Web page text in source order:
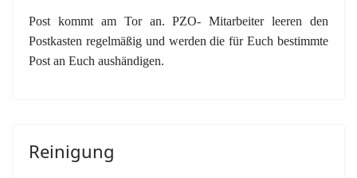
Post kommt am Tor an. PZO- Mitarbeiter leeren den
Postkasten regelmäßig und werden die für Euch bestimmte
Post an Euch aushändigen.
Reinigung